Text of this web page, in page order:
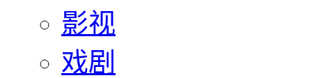
影视
戏剧